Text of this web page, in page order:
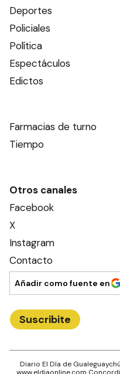
Deportes
Policiales
Política
Espectáculos
Edictos
Farmacias de turno
Tiempo
Otros canales
Facebook
X
Instagram
Contacto
Añadir como fuente en
Suscribite
Diario El Día de Gualeguaychú